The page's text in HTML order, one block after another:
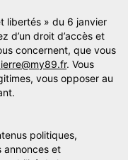
libertés » du 6 janvier
d’un droit d’accès et
concernent, que vous
. Vous
vous opposer au
politiques,
annonces et